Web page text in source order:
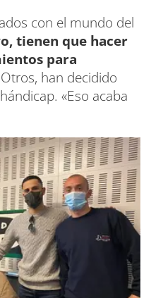
con el mundo del
tienen que hacer
para
han decidido
«Eso acaba